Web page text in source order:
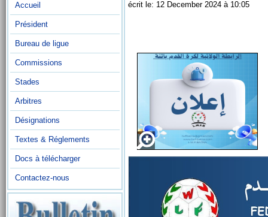
Accueil
Président
Bureau de ligue
Commissions
Stades
Arbitres
Désignations
Textes & Réglements
Docs à télécharger
Contactez-nous
écrit le: 12 December 2024 à 10:05